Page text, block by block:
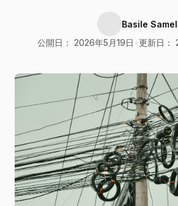
Basile Samel
公開日： 2026年5月19日 更新日：